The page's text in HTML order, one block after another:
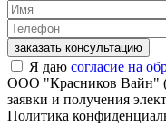
заказать консультацию
Я даю согласие на
ООО "Красников Вайн"
заявки и получения
Политика